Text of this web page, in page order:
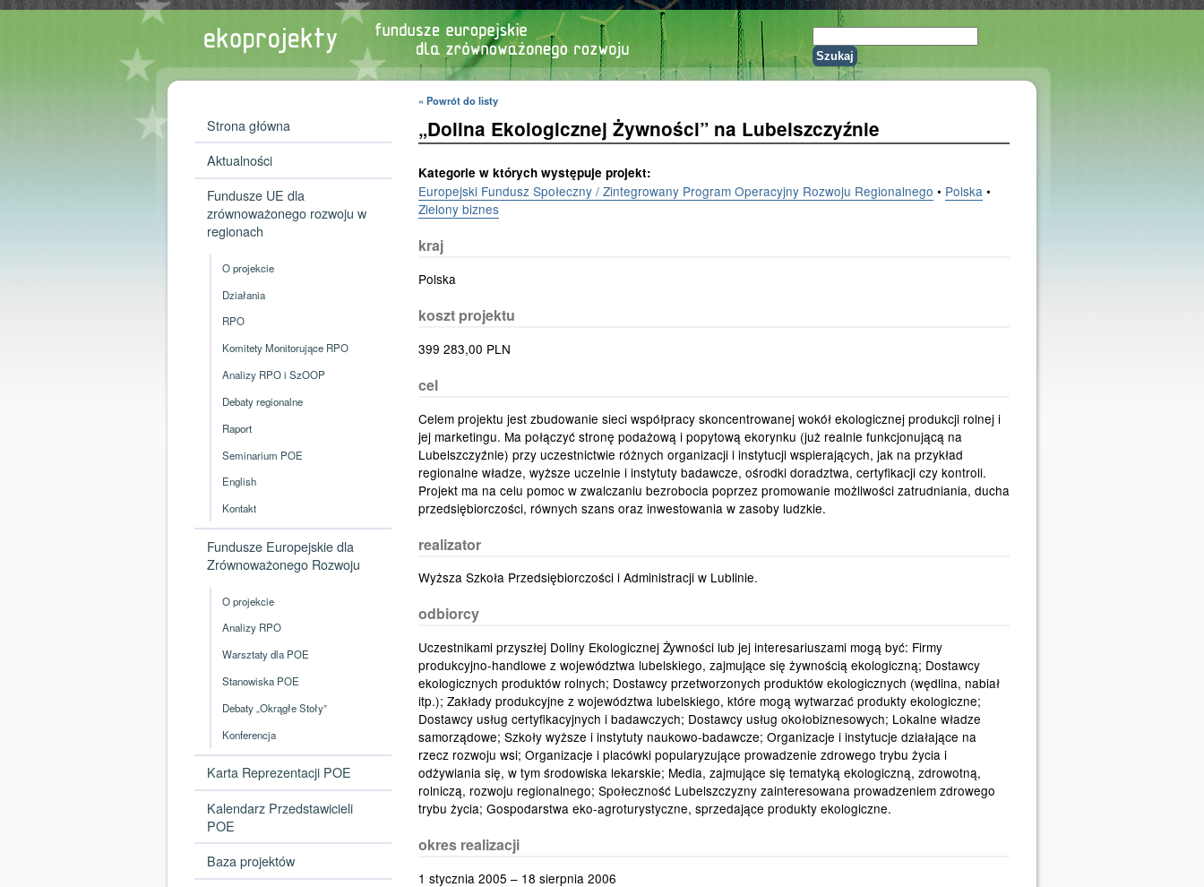
Strona główna
Aktualności
Fundusze UE dla
zrównoważonego rozwoju w
regionach
O projekcie
Działania
RPO
Komitety Monitorujące RPO
Analizy RPO i SzOOP
Debaty regionalne
Raport
Seminarium POE
English
Kontakt
Fundusze Europejskie dla
Zrównoważonego Rozwoju
O projekcie
Analizy RPO
Warsztaty dla POE
Stanowiska POE
Debaty „Okrągłe Stoły”
Konferencja
Karta Reprezentacji POE
Kalendarz Przedstawicieli
POE
Baza projektów
« Powrót do listy
„Dolina Ekologicznej Żywności” na Lubelszczyźnie
Kategorie w których występuje projekt:
Europejski Fundusz Społeczny / Zintegrowany Program Operacyjny Rozwoju Regionalnego • Polska •
Zielony biznes
kraj
Polska
koszt projektu
399 283,00 PLN
cel
Celem projektu jest zbudowanie sieci współpracy skoncentrowanej wokół ekologicznej produkcji rolnej i
jej marketingu. Ma połączyć stronę podażową i popytową ekorynku (już realnie funkcjonującą na
Lubelszczyźnie) przy uczestnictwie różnych organizacji i instytucji wspierających, jak na przykład
regionalne władze, wyższe uczelnie i instytuty badawcze, ośrodki doradztwa, certyfikacji czy kontroli.
Projekt ma na celu pomoc w zwalczaniu bezrobocia poprzez promowanie możliwości zatrudniania, ducha
przedsiębiorczości, równych szans oraz inwestowania w zasoby ludzkie.
realizator
Wyższa Szkoła Przedsiębiorczości i Administracji w Lublinie.
odbiorcy
Uczestnikami przyszłej Doliny Ekologicznej Żywności lub jej interesariuszami mogą być: Firmy
produkcyjno-handlowe z województwa lubelskiego, zajmujące się żywnością ekologiczną; Dostawcy
ekologicznych produktów rolnych; Dostawcy przetworzonych produktów ekologicznych (wędlina, nabiał
itp.); Zakłady produkcyjne z województwa lubelskiego, które mogą wytwarzać produkty ekologiczne;
Dostawcy usług certyfikacyjnych i badawczych; Dostawcy usług okołobiznesowych; Lokalne władze
samorządowe; Szkoły wyższe i instytuty naukowo-badawcze; Organizacje i instytucje działające na
rzecz rozwoju wsi; Organizacje i placówki popularyzujące prowadzenie zdrowego trybu życia i
odżywiania się, w tym środowiska lekarskie; Media, zajmujące się tematyką ekologiczną, zdrowotną,
rolniczą, rozwoju regionalnego; Społeczność Lubelszczyzny zainteresowana prowadzeniem zdrowego
trybu życia; Gospodarstwa eko-agroturystyczne, sprzedające produkty ekologiczne.
okres realizacji
1 stycznia 2005 – 18 sierpnia 2006